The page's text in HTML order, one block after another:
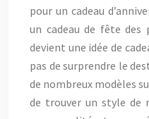
pour un cadeau
un cadeau de fête des
devient une idée de
pas de surprendre le
de nombreux modèles
de trouver un style de